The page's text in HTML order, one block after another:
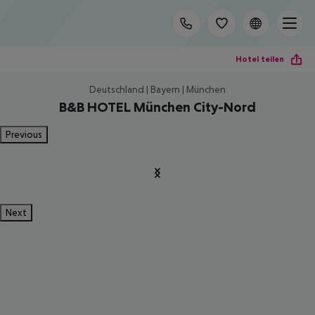
Hotel teilen
Deutschland | Bayern | München
B&B HOTEL München City-Nord
Previous
Next